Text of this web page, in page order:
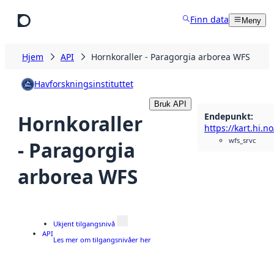
Finn data Meny
Hjem API Hornkoraller - Paragorgia arborea WFS
Havforskningsinstituttet
Hornkoraller
- Paragorgia
arborea WFS
Bruk API
Endepunkt:
wfs_srvc
API
Ukjent tilgangsnivå
Les mer om tilgangsnivåer her